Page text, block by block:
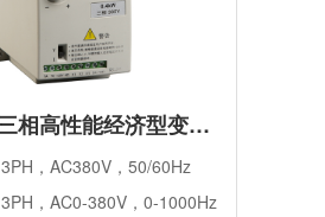
XLP510-L三相高性能经济型变频器(老款)
3PH，AC380V，50/60Hz
3PH，AC0-380V，0-1000Hz